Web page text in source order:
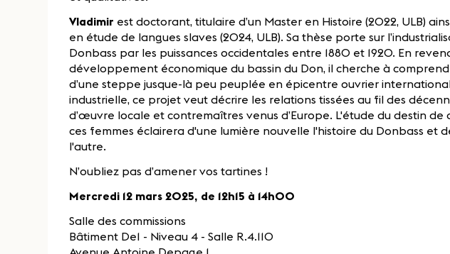
Vladimir est doctorant, titulaire d’un Master en Histoire (2022, ULB)
en étude de langues slaves (2024, ULB). Sa thèse porte sur
Donbass par les puissances occidentales entre 1880 et 1920. En
développement économique du bassin du Don, il cherche à
d’une steppe jusque-là peu peuplée en épicentre ouvrier
industrielle, ce projet veut décrire les relations tissées au fil des
d’œuvre locale et contremaîtres venus d’Europe. L'étude du destin de
ces femmes éclairera d'une lumière nouvelle l'histoire du Donbass et
l'autre.
N’oubliez pas d’amener vos tartines !
Mercredi 12 mars 2025, de 12h15 à 14h00
Salle des commissions
Bâtiment De1 - Niveau 4 - Salle R.4.110